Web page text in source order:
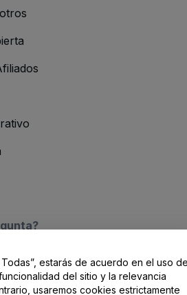
/ Contactoestarás de acuerdo en el uso
del sitio y la relevancia
usaremos cookies estrictamente